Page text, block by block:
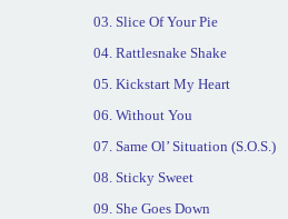
03. Slice Of Your Pie
04. Rattlesnake Shake
05. Kickstart My Heart
06. Without You
07. Same Ol’ Situation (S.O.S.)
08. Sticky Sweet
09. She Goes Down